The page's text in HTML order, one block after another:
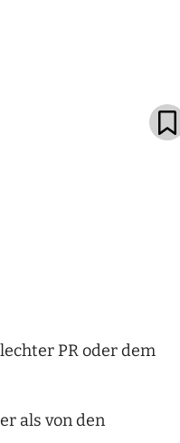
PR oder dem
als von den